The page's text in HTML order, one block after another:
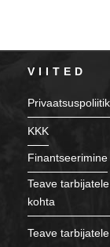
2238
VIITED
KKK
Finantseerimine
Teave
kohta
Teave